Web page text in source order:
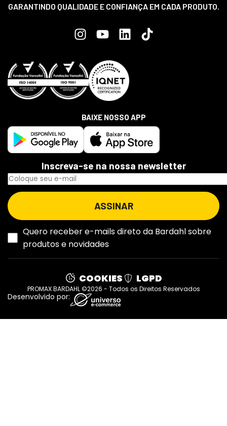
GARANTINDO QUALIDADE E CONFIANÇA EM CADA PRODUTO.
Inscreva-se na nossa newsletter
Quero receber e-mails direto da Bardahl sobre
produtos e novidades
BAIXE NOSSO APP
COOKIES LGPD
PROMAX BARDAHL ©2026 - Todos os Direitos Reservados
Desenvolvido por: